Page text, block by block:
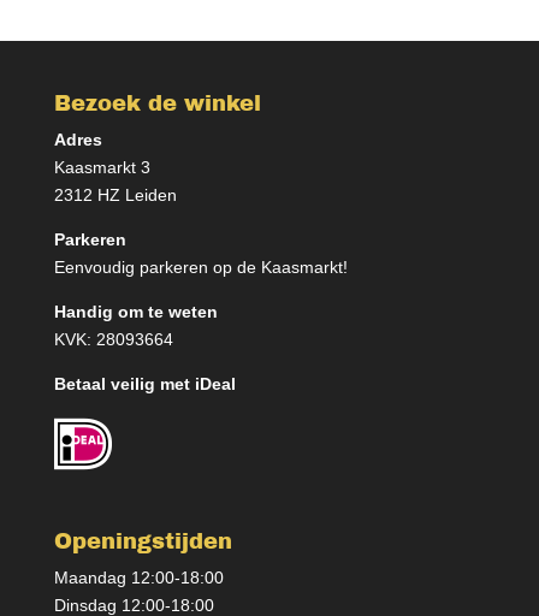
Bezoek de winkel
Adres
Kaasmarkt 3
2312 HZ Leiden
Parkeren
Eenvoudig parkeren op de Kaasmarkt!
Handig om te weten
KVK: 28093664
Betaal veilig met iDeal
Openingstijden
Maandag 12:00-18:00
Dinsdag 12:00-18:00